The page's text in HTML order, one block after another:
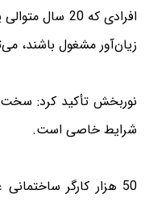
زیان‌آور مشغول باشند،
نوربخش تأکید کرد: سخت
شرایط خاصی است.
50 هزار کارگر